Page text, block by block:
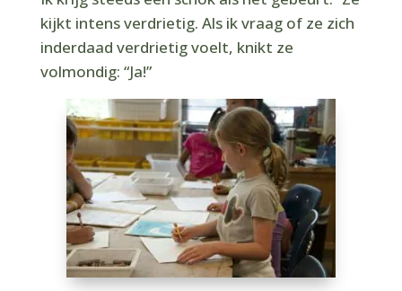
kijkt intens verdrietig. Als ik vraag of ze zich
inderdaad verdrietig voelt, knikt ze
volmondig: “Ja!”